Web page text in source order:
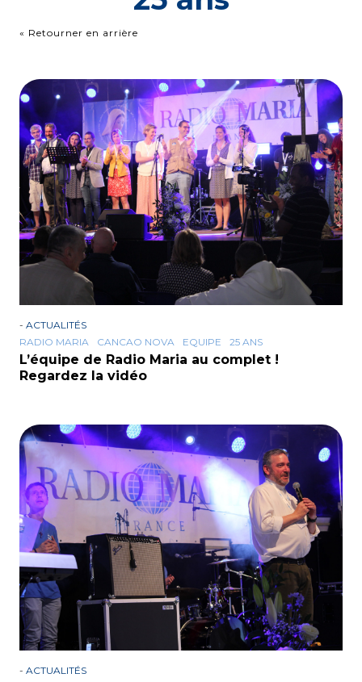
« Retourner en arrière
- ACTUALITÉS
RADIO MARIA
CANCAO NOVA EQUIPE 25 ANS
L’équipe de Radio Maria au complet !
Regardez la vidéo
- ACTUALITÉS